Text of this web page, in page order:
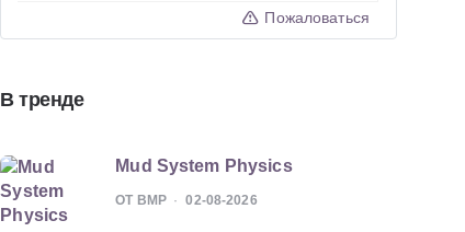
Пожаловаться
В тренде
Mud System Physics
ОТ BMP 02-08-2026